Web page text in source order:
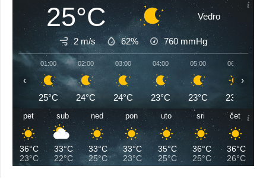
25°C Vedro
2 m/s 62% 760 mmHg
01:00
25°C
02:00
24°C
03:00
24°C
04:00
23°C
05:00
23°C
06:00
23°C
‹ ›
pet
36°C
23°C
sub
33°C
22°C
ned
33°C
25°C
pon
33°C
23°C
uto
35°C
25°C
sri
36°C
25°C
čet
36°C
26°C